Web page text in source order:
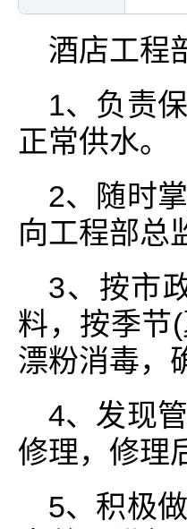
酒店工程
1、负责
正常供水。
2、随时
向工程部总
3、按市
料，按季节
漂粉消毒，
4、发现
修理，修理
5、积极